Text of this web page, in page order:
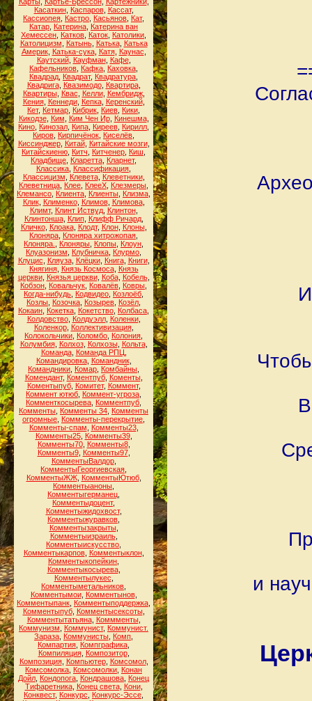
Касаткин, Каспаров, Кассат,
Кассиопея Кастро Касьянов Кат,
Катар Катерина Катерина ван
Хемессен Катков Каток Католики
Католицизм
Катынь, Катька, Катька
Америк, Катька-сука, Катя, Каунас
Каутский, Кауфман, Кафе,
Кафельников Кафка Каховка
Квадрад Квадрат, Квадратура
Квадрига, Квазимодо, Квартира,
Квартиры, Квас Келли, Кембридж,
Кения, Кеннеди, Кепка, Керенский,
Кет, Кетмар Кибрик Киев Кики
Кикодзе, Ким Ким Чен Ир, Кинешма,
Кино Кинозал Кипа Киреев Кирилл
Киров Кирпичёнок Киселёв
Киссинджер, Китай, Китайские мозги,
Китайскиеню Китч Китченер Киш
Кладбище Кларетта Кларнет,
Классика Классификация
Классицизм
Клевета, Клеветники,
Клеветница Клее КлееХ Клезмеры
Клемансо Клиента Клиенты Клизма
Клик, Клименко, Климов, Климова,
Климт, Клинт Иствуд, Клинтон,
Клинтонша, Клип, Клифф Ричард,
Кличко, Клоака, Клодт, Клон, Клоны,
Клоняра Клоняра хитрожопая
Клоняра.
Клоняры Клопы Клоун
Клуазонизм
Клубничка Клурмо
Клуцис
Кляуза, Клёцки, Книга, Книги,
Княгиня, Князь Космоса, Князь
церкви, Князья церкви, Коба, Кобель,
Кобзон Ковальчук Ковалёв Ковры
Когда-нибудь Кодвидео Козлоёб
Козлы Козочка Козырев Козёл
Кокаин Кокетка Кокетство Колбаса
Колдовство, Колдуэлл, Коленки,
Коленкор, Коллективизация,
Колокольчики Коломбо Колония
Колумбия, Колхоз, Колхозы, Кольта,
Команда, Команда РПЦ
Командировка, Командник,
Командники Комар Комбайны
Комендант, Коментпуб, Коменты,
Коментыпуб, Комитет, Коммент,
Коммент ютюб Коммент-угроза
Комменткосырева Комментпуб
Комменты Комменты 34 Комменты
огромные Комменты-перекрытие
Комменты-спам
Комменты23,
Комменты25, Комменты39,
Комменты70, Комменты8,
Комменты9, Комменты97,
КомментыВалдор,
КомментыГеоргиевская
КомментыЖЖ, КомментыЮтюб,
Комментыаноны
Комментыгерманец
Комментыдоцент,
Комментыжидохвост,
Комментыжуравков
Комментызакрыты,
Комментыизраиль,
Комментыискусство
Комментыкарпов, Комментыклон,
Комментыкопейкин
Комментыкосырева,
Комментылукес
Комментыметальников
Комментымои, Комментынов,
Комментыпанк Комментыподдержка
Комментыпуб, Комментысексоты,
Комментытатьяна, Коммменты,
Коммунизм
Коммунист, Коммунист.
Зараза Коммунисты Комп
Компартия Компграфика
Компиляция, Композитор,
Композиция, Компьютер, Комсомол,
Комсомолка Комсомолки Конан
Дойл Кондопога Кондрашова Конец
Тифаретника, Конец света, Кони,
Конквест, Конкурс Конкурс-Эссе
и